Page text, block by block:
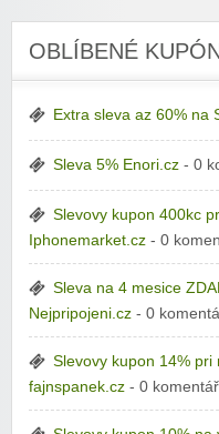
OBLÍBENÉ
Extra sleva az 60% na
Sleva 5% Enori.cz - 0
Slevovy kupon 400kc
Iphonemarket.cz - 0
Sleva na 4 mesice
Nejpripojeni.cz - 0
Slevovy kupon 14%
fajnspanek.cz - 0